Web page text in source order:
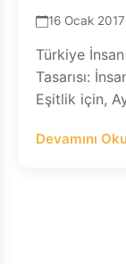
16 Ocak 2017
Türkiye
Tasarısı:
Eşitlik için,
Devamını